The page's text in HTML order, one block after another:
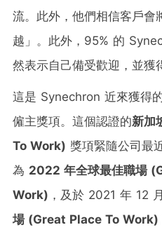
流。此外，他們相信客戶會
越」。此外，95% 的
然表示自己備受歡迎，並獲
這是 Synechron 近來獲得
僱主獎項。這個認證的新加
To Work) 獎項緊隨公司最
為 2022 年全球最佳職場
Work) ，及於 2021 年 12
場 (Great Place To Work)